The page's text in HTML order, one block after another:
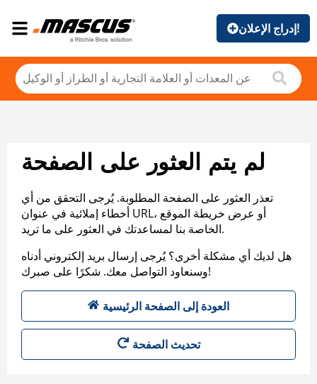
إدراج الإعلان!
لم يتم العثور على الصفحة
تعذر العثور على الصفحة المطلوبة. يُرجى التحقق من أي
أخطاء إملائية في عنوان URL، أو عرض خريطة الموقع
الخاصة بنا لمساعدتك في العثور على ما تريد.
هل لديك أي مشكلة أخرى؟ يُرجى إرسال بريد إلكتروني أدناه
وسنعاود التواصل معك. شكرًا على صبرك!
العودة إلى الصفحة الرئيسية
تحديث الصفحة